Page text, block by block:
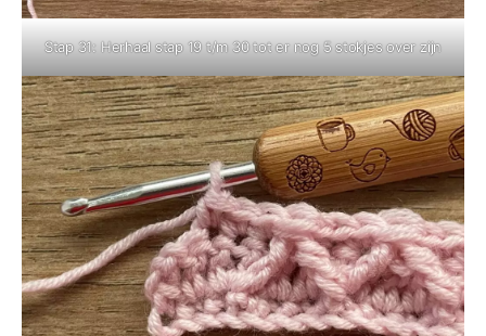
Stap 31: Herhaal stap 19 t/m 30 tot er nog 5 stokjes over zijn